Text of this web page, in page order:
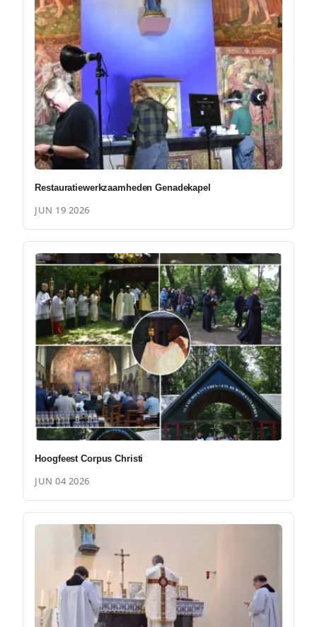
Restauratiewerkzaamheden Genadekapel
JUN 19 2026
Hoogfeest Corpus Christi
JUN 04 2026